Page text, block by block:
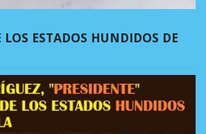
LOS ESTADOS HUNDIDOS DE